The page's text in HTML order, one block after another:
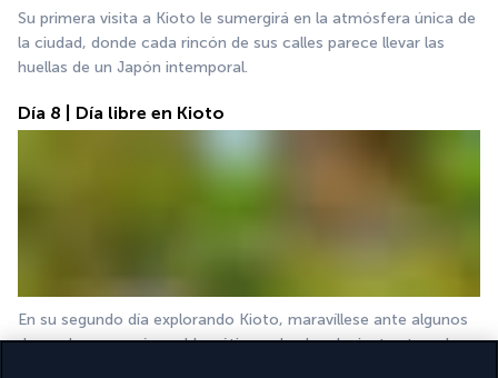
Su primera visita a Kioto le sumergirá en la atmósfera única de
la ciudad, donde cada rincón de sus calles parece llevar las
huellas de un Japón intemporal.
Día 8 | Día libre en Kioto
En su segundo día explorando Kioto, maravíllese ante algunos
de sus lugares más emblemáticos, desde relucientes templos